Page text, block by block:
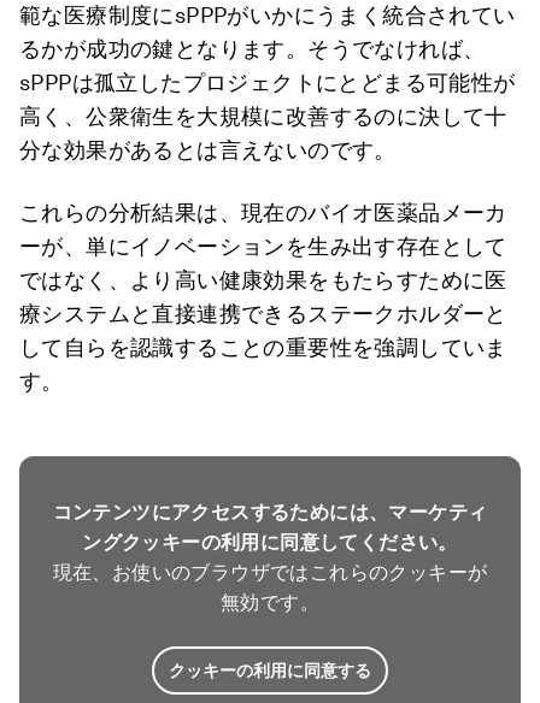
範な医療制度にsPPPがいかにうまく統合されてい
るかが成功の鍵となります。そうでなければ、
sPPPは孤立したプロジェクトにとどまる可能性が
高く、公衆衛生を大規模に改善するのに決して十
分な効果があるとは言えないのです。
これらの分析結果は、現在のバイオ医薬品メーカ
ーが、単にイノベーションを生み出す存在として
ではなく、より高い健康効果をもたらすために医
療システムと直接連携できるステークホルダーと
して自らを認識することの重要性を強調していま
す。
コンテンツにアクセスするためには、マーケティ
ングクッキーの利用に同意してください。
現在、お使いのブラウザではこれらのクッキーが
無効です。
クッキーの利用に同意する